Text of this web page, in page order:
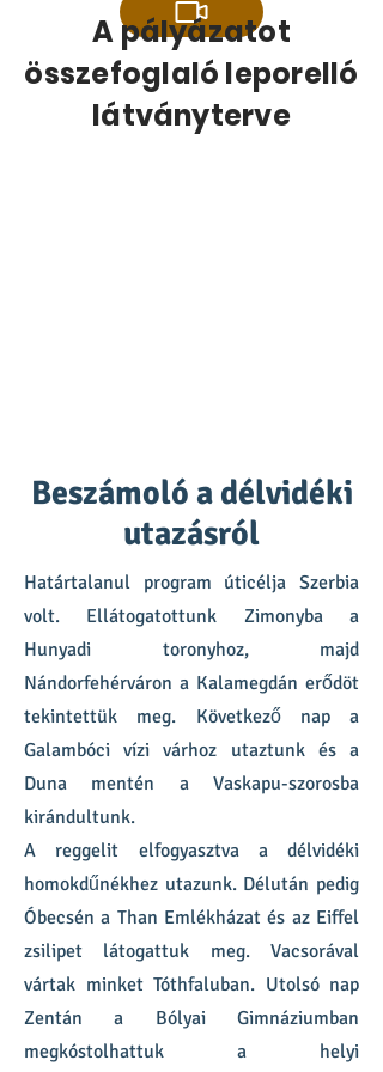
A pályázatot
összefoglaló leporelló
látványterve
Beszámoló a délvidéki
utazásról
Határtalanul program úticélja Szerbia
volt. Ellátogatottunk Zimonyba a
Hunyadi toronyhoz, majd
Nándorfehérváron a Kalamegdán erődöt
tekintettük meg. Következő nap a
Galambóci vízi várhoz utaztunk és a
Duna mentén a Vaskapu-szorosba
kirándultunk.
A reggelit elfogyasztva a délvidéki
homokdűnékhez utazunk. Délután pedig
Óbecsén a Than Emlékházat és az Eiffel
zsilipet látogattuk meg. Vacsorával
vártak minket Tóthfaluban. Utolsó nap
Zentán a Bólyai Gimnáziumban
megkóstolhattuk a helyi